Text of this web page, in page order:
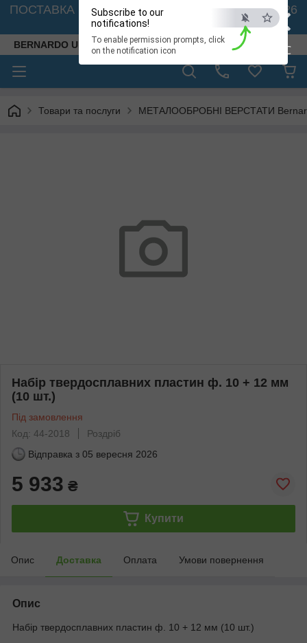
×
ESC
Subscribe to our
notifications!
To enable permission prompts, click
on the notification icon
ПОСТАВКА ВЕРСТАТІВ З АВСТРІЇ - 🚛 26.08. 2026
🚛
BERNARDO UKRAINE
Товари та послуги МЕТАЛООБРОБНІ ВЕРСТАТИ
Набір твердосплавних пластин ф. 10 + 12 мм
(10 шт.)
Під замовлення
Код: 44-2018
Роздріб
Відправка з 05 вересня 2026
5 933 ₴
Купити
Опис Доставка Оплата Умови повернення
Опис
Набір твердосплавних пластин ф. 10 + 12 мм (10 шт.)